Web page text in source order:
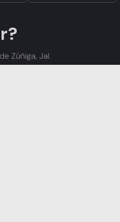
Zúñiga, Jal.